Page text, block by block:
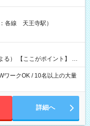
の支給額は日給1,3000円で
は採用祝いで【日給+1.000
変更ありません） 現場に
の場合も給与金額は変わり
＝月給52.000円 ・週6
/7.200×2現場＝日給14.400
方法：日払
い・週払い・月3回払いが選択可能 【試用期間】試用期間なし
各線 天王寺駅）
） 【ここがポイント】 ◆
場」が「1時間」で終わった
のお給料をお支払いします
高収入を実現可能！
ワークOK / 10名以上の大量
詳細へ